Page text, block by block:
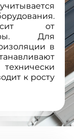
от
Для
в
к росту